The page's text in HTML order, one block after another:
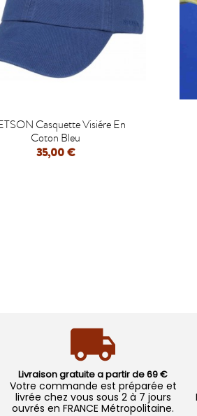

Casquette Visiére En
Coton Bleu
35,00 €
APERÇU RAPIDE
Livraison gratuite a partir de 69 €
Votre commande est préparée et
livrée chez vous sous 2 à 7 jours
ouvrés en FRANCE Métropolitaine.